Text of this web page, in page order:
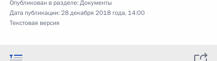
Опубликован в разделе:Документы
Дата публикации:28 декабря 2018 года, 14:00
Текстовая версия